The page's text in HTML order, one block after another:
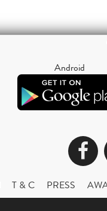
Android
T & C PRESS